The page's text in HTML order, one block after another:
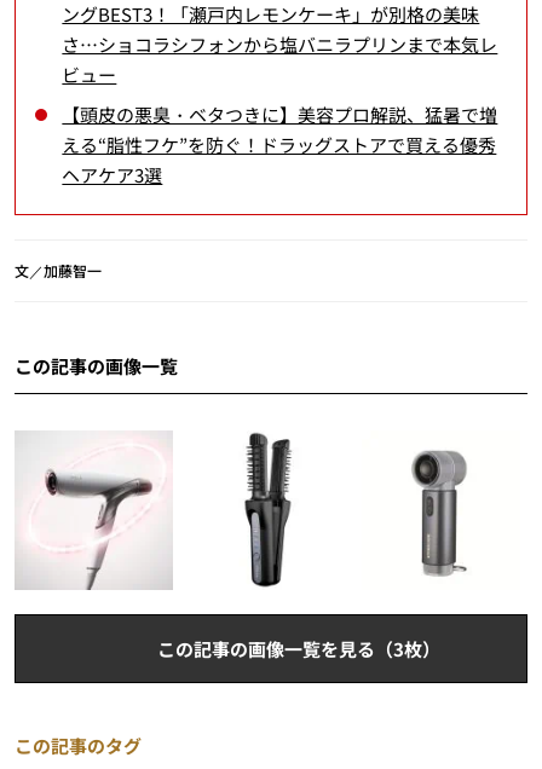
ングBEST3！「瀬戸内レモンケーキ」が別格の美味
さ…ショコラシフォンから塩バニラプリンまで本気レ
ビュー
【頭皮の悪臭・ベタつきに】美容プロ解説、猛暑で増
える“脂性フケ”を防ぐ！ドラッグストアで買える優秀
ヘアケア3選
文／加藤智一
この記事の画像一覧
この記事の画像一覧を見る（3枚）
この記事のタグ